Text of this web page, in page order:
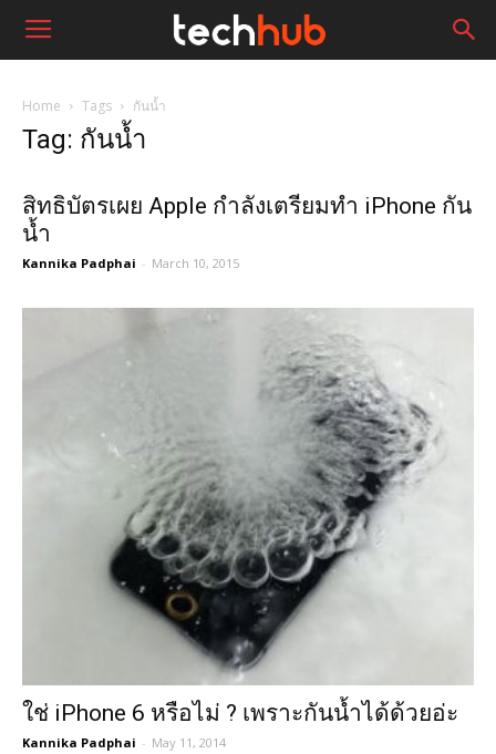
Home Tags กันน้ำ
Tag: กันน้ำ
สิทธิบัตรเผย Apple กำลังเตรียมทำ iPhone กัน
น้ำ
Kannika Padphai - March 10, 2015
ใช่ iPhone 6 หรือไม่ ? เพราะกันน้ำได้ด้วยอ่ะ
Kannika Padphai - May 11, 2014